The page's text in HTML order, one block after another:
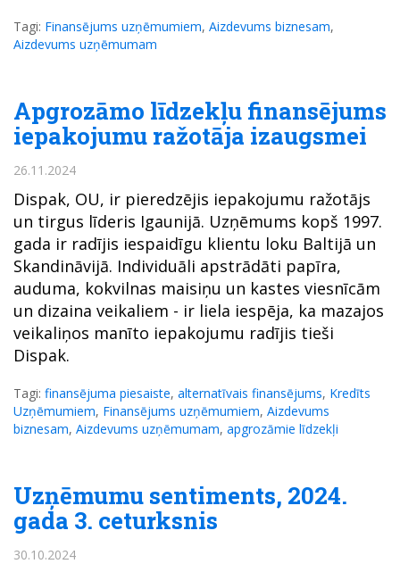
Tagi: Finansējums uzņēmumiem, Aizdevums biznesam,
Aizdevums uzņēmumam
Apgrozāmo līdzekļu finansējums
iepakojumu ražotāja izaugsmei
26.11.2024
Dispak, OU, ir pieredzējis iepakojumu ražotājs
un tirgus līderis Igaunijā. Uzņēmums kopš 1997.
gada ir radījis iespaidīgu klientu loku Baltijā un
Skandināvijā. Individuāli apstrādāti papīra,
auduma, kokvilnas maisiņu un kastes viesnīcām
un dizaina veikaliem - ir liela iespēja, ka mazajos
veikaliņos manīto iepakojumu radījis tieši
Dispak.
Tagi: finansējuma piesaiste, alternatīvais finansējums, Kredīts
Uzņēmumiem, Finansējums uzņēmumiem, Aizdevums
biznesam, Aizdevums uzņēmumam, apgrozāmie līdzekļi
Uzņēmumu sentiments, 2024.
gada 3. ceturksnis
30.10.2024